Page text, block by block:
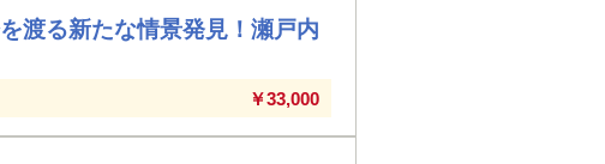
渡る新たな情景発見！瀬戸内
￥33,000